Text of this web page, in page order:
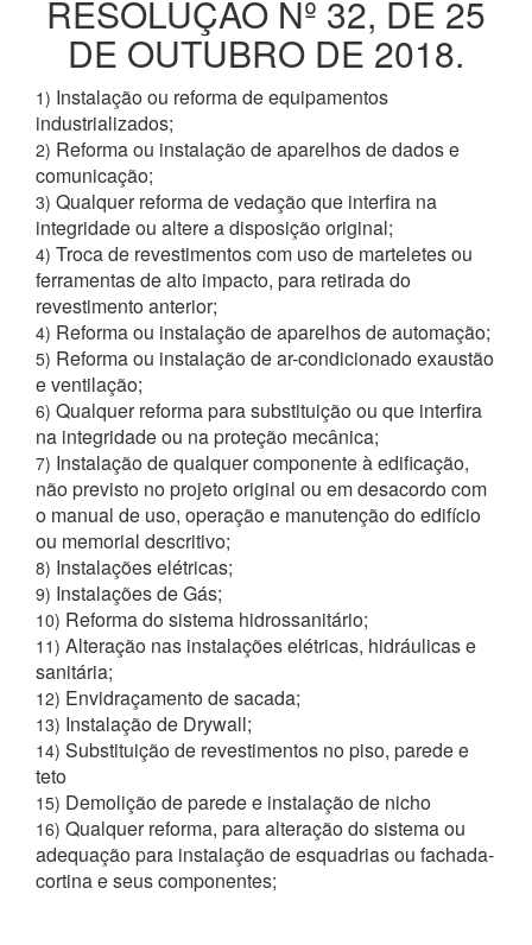
RESOLUÇÃO Nº 32, DE 25
DE OUTUBRO DE 2018.
1) Instalação ou reforma de equipamentos
industrializados;
2) Reforma ou instalação de aparelhos de dados e
comunicação;
3) Qualquer reforma de vedação que interfira na
integridade ou altere a disposição original;
4) Troca de revestimentos com uso de marteletes ou
ferramentas de alto impacto, para retirada do
revestimento anterior;
4) Reforma ou instalação de aparelhos de automação;
5) Reforma ou instalação de ar-condicionado exaustão
e ventilação;
6) Qualquer reforma para substituição ou que interfira
na integridade ou na proteção mecânica;
7) Instalação de qualquer componente à edificação,
não previsto no projeto original ou em desacordo com
o manual de uso, operação e manutenção do edifício
ou memorial descritivo;
8) Instalações elétricas;
9) Instalações de Gás;
10) Reforma do sistema hidrossanitário;
11) Alteração nas instalações elétricas, hidráulicas e
sanitária;
12) Envidraçamento de sacada;
13) Instalação de Drywall;
14) Substituição de revestimentos no piso, parede e
teto
15) Demolição de parede e instalação de nicho
16) Qualquer reforma, para alteração do sistema ou
adequação para instalação de esquadrias ou fachada-
cortina e seus componentes;